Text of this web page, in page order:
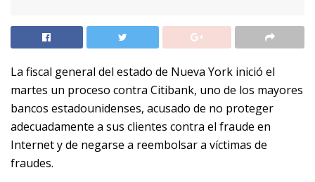
La fiscal general del estado de Nueva York inició el
martes un proceso contra Citibank, uno de los mayores
bancos estadounidenses, acusado de no proteger
adecuadamente a sus clientes contra el fraude en
Internet y de negarse a reembolsar a víctimas de
fraudes.